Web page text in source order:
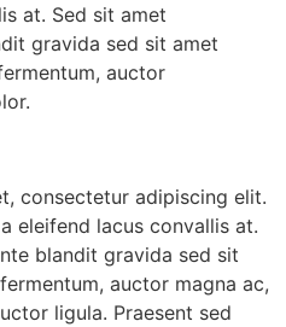
at. Sed sit amet
gravida sed sit amet
auctor
consectetur adipiscing elit.
eleifend lacus convallis at.
blandit gravida sed sit
auctor magna ac,
ligula. Praesent sed